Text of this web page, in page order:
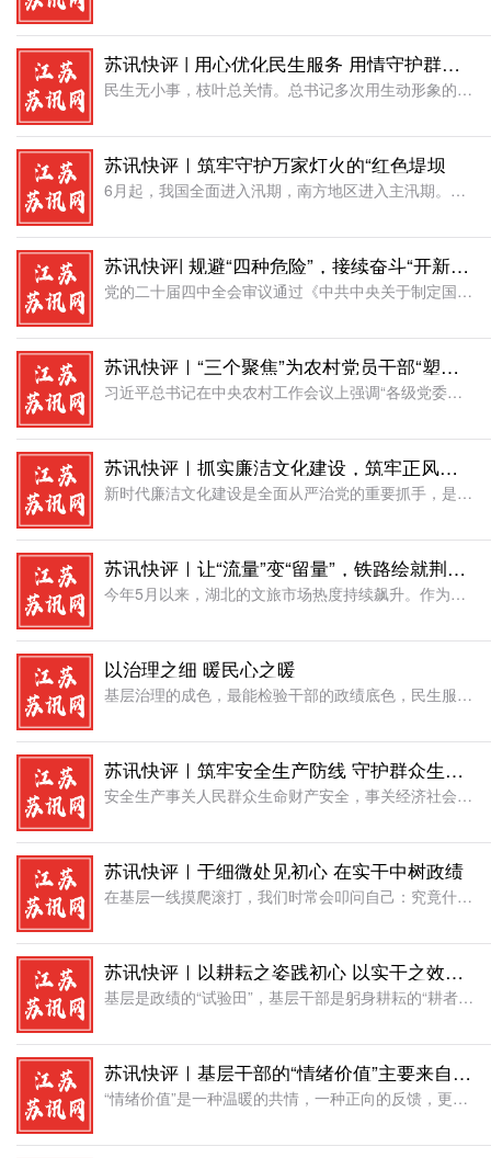
苏讯快评 | 用心优化民生服务 用情守护群众幸福
民生无小事，枝叶总关情。总书记多次用生动形象的比喻阐释民生初心、指引干事方向，优化民生服务，不是摆花样、做表面文章，而是把群众冷暖放在心上，把便民实事办在实处。民生服务是基层工作的生命线，为民造福就是
苏讯快评｜筑牢守护万家灯火的“红色堤坝
6月起，我国全面进入汛期，南方地区进入主汛期。习近平总书记强调，当前正值汛期，要加强应急值守，扎实做好防汛救灾工作，切实维护人民群众生命财产安全。在这没有硝烟的战场，广大基层党组织和党员干部必须认真落
苏讯快评| 规避“四种危险”，接续奋斗“开新篇”
党的二十届四中全会审议通过《中共中央关于制定国民经济和社会发展第十五个五年规划的建议》，擘画了未来五年国家发展的宏伟蓝图。作为基层年轻干部，要主动规避“四种危险”，珍惜当前机遇，趁着大好时光接续奋斗，
苏讯快评｜“三个聚焦”为农村党员干部“塑魂壮骨”
习近平总书记在中央农村工作会议上强调“各级党委和政府要坚持把解决好“三农”问题作为重中之重，坚持五级书记抓乡村振兴，奋发进取、真抓实干，努力把农业建成现代化大产业、使农村基本具备现代生活条件、让农民生
苏讯快评｜抓实廉洁文化建设，筑牢正风肃纪根基
新时代廉洁文化建设是全面从严治党的重要抓手，是一体推进“三不腐”的基础性工程。加强新时代廉洁文化建设，对于纵深推进党风廉政建设和反腐败斗争、营造风清气正的政治生态具有重要意义。纪检监察机关作为党内监督
苏讯快评｜让“流量”变“留量”，铁路绘就荆楚新画卷
今年5月以来，湖北的文旅市场热度持续飙升。作为华中地区的铁路枢纽，汉口站在五一假期首日就发送了超过25万名旅客，创下了历史新高。这一连串火热的数据背后，不仅仅是人们出行热情的释放，更是“铁路+文旅”深
以治理之细 暖民心之暖
基层治理的成色，最能检验干部的政绩底色，民生服务的温度，最能映照党员干部的初心本色。习近平总书记在浙江工作期间强调，干部要树立正确政绩观，多做为民造福的实事好事。基层是政策落地的“最后一公里”，也是群
苏讯快评｜筑牢安全生产防线 守护群众生命财产安全
安全生产事关人民群众生命财产安全，事关经济社会发展大局，是不可逾越的红线、必须守住的底线。作为基层党员干部，身处安全生产工作的“最后一公里”，更要时刻绷紧安全生产这根弦，以强烈的责任意识、务实的工作作
苏讯快评｜于细微处见初心 在实干中树政绩
在基层一线摸爬滚打，我们时常会叩问自己：究竟什么样的工作才算得上是真正的“政绩”?政绩从来不是写在报告里的华丽数据，也不是展板上的亮眼工程。树立和践行正确政绩观，最朴实也最有效的路径，就是迈开双腿、俯
苏讯快评｜以耕耘之姿践初心 以实干之效铸政绩
基层是政绩的“试验田”，基层干部是躬身耕耘的“耕者”，正确政绩观是解锁实干密码的“金钥匙”。习近平总书记深刻指出：“共产党人必须牢记，为民造福是最大政绩。”政绩从来不是急功近利的“盆景”，而是久久为功
苏讯快评｜基层干部的“情绪价值”主要来自群众肯定
“情绪价值”是一种温暖的共情，一种正向的反馈，更是一种持久的精神力量。人们多关注群众在生活中收获的温情与便利，却常常忽略了奔波在一线的基层干部同样需要情绪价值的滋养。基层工作没有轰轰烈烈的宏大叙事，只